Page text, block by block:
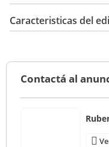
OFERTA PROVISTA
Caracteristicas del
Contactá al